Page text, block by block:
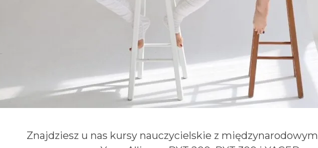
Znajdziesz u nas kursy nauczycielskie z